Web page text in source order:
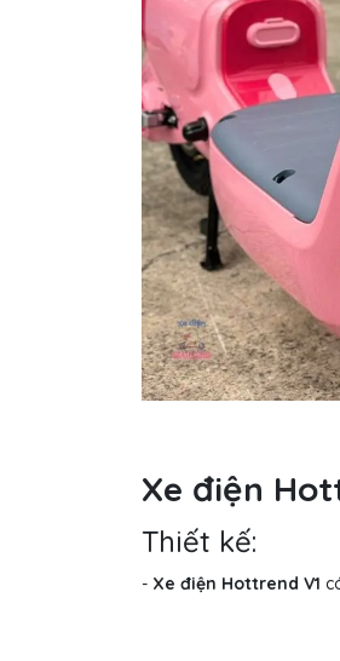
Xe điện
Thiết kế:
- Xe điện Hottrend V1